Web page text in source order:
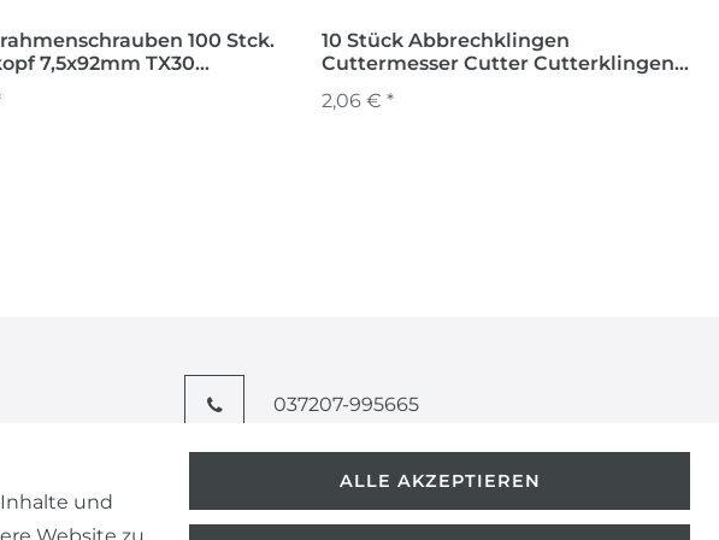
100 Stck.
7,5x92mm TX30
10 Stück Abbrechklingen
Cuttermesser Cutter Cutterklingen
2,06 € *
037207-995665
info@kern-holz.com
und
ALLE AKZEPTIEREN